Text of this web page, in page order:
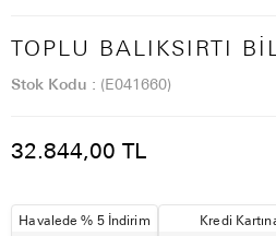
TOPLU BALIKSIRTI
Stok Kodu (E041660)
32.844,00 TL
Havalede % 5 İndirim Kredi